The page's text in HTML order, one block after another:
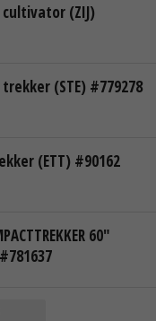
(ZIJ)
(STE) #779278
(ETT) #90162
60"